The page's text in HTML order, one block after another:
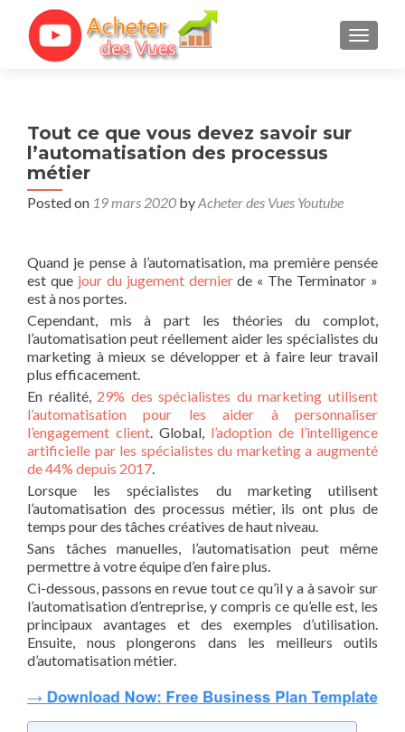
Tout ce que vous devez savoir sur
l’automatisation des processus
métier
Posted on 19 mars 2020 byAcheter des Vues Youtube
Quand je pense à l’automatisation, ma première pensée
est que jour du jugement dernierde « The Terminator »
est à nos portes.
Cependant, mis à part les théories du complot,
l’automatisation peut réellement aider les spécialistes du
marketing à mieux se développer et à faire leur travail
plus efficacement.
En réalité, 29% des spécialistes du marketing utilisent
l’automatisation pour les aider à personnaliser
l’engagement client. Global, l’adoption de l’intelligence
artificielle par les spécialistes du marketing a augmenté
de 44% depuis 2017.
Lorsque les spécialistes du marketing utilisent
l’automatisation des processus métier, ils ont plus de
temps pour des tâches créatives de haut niveau.
Sans tâches manuelles, l’automatisation peut même
permettre à votre équipe d’en faire plus.
Ci-dessous, passons en revue tout ce qu’il y a à savoir sur
l’automatisation d’entreprise, y compris ce qu’elle est, les
principaux avantages et des exemples d’utilisation.
Ensuite, nous plongerons dans les meilleurs outils
d’automatisation métier.